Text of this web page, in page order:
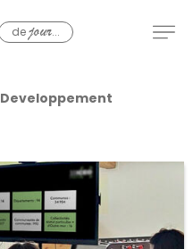
dejour...
Developpement